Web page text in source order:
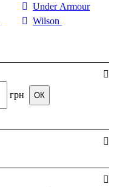
Under Armour
Wilson
грн ОК